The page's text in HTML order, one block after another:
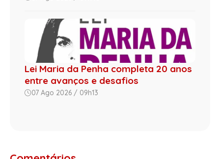
Lei Maria da Penha completa 20 anos
entre avanços e desafios
07 Ago 2026 / 09h13